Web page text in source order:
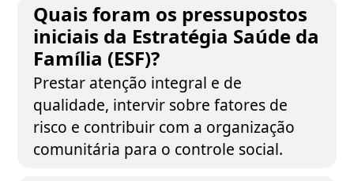
Quais foram os pressupostos
iniciais da Estratégia Saúde da
Família (ESF)?
Prestar atenção integral e de
qualidade, intervir sobre fatores de
risco e contribuir com a organização
comunitária para o controle social.